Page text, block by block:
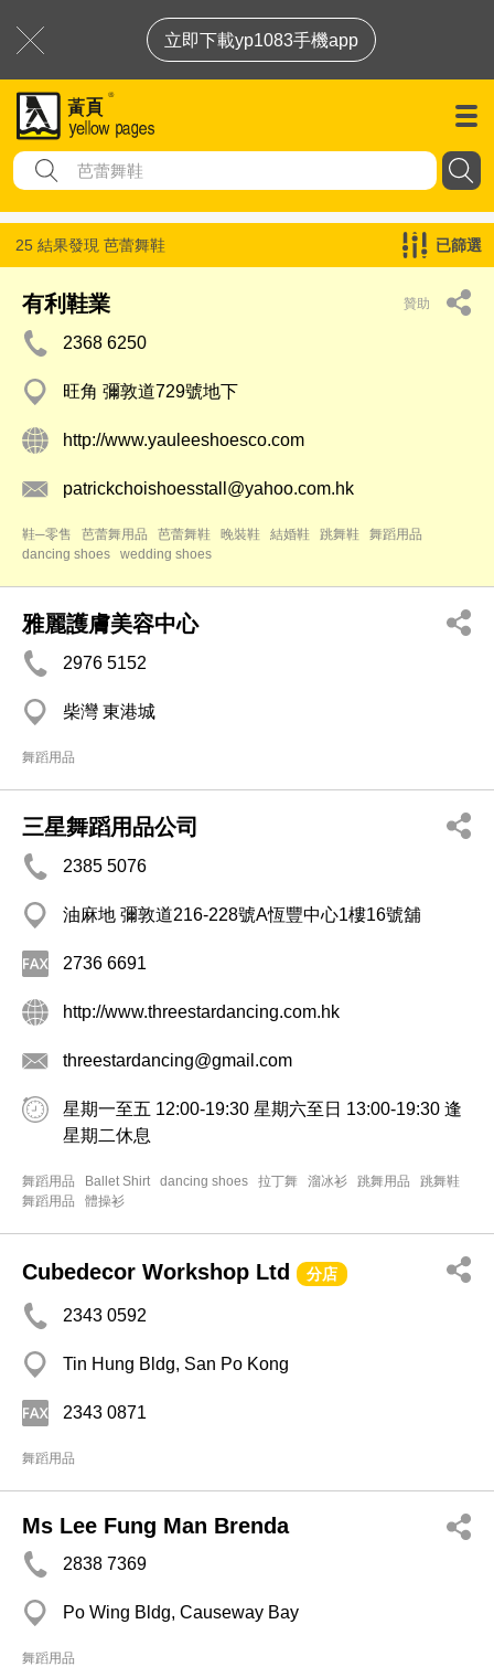
立即下載yp1083手機app
25 結果發現 芭蕾舞鞋 已篩選
有利鞋業 贊助
2368 6250
旺角 彌敦道729號地下
http://www.yauleeshoesco.com
patrickchoishoesstall@yahoo.com.hk
鞋─零售 芭蕾舞用品 芭蕾舞鞋 晚裝鞋 結婚鞋 跳舞鞋
舞蹈用品
dancing shoes
wedding shoes
雅麗護膚美容中心
2976 5152
柴灣 東港城
舞蹈用品
三星舞蹈用品公司
2385 5076
油麻地 彌敦道216-228號A恆豐中心1樓16號舖
2736 6691
http://www.threestardancing.com.hk
threestardancing@gmail.com
星期一至五 12:00-19:30 星期六至日 13:00-19:30 逢
星期二休息
舞蹈用品 Ballet Shirt dancing shoes 拉丁舞 溜冰衫 跳舞用品
跳舞鞋
舞蹈用品
體操衫
Cubedecor Workshop Ltd 分店
2343 0592
Tin Hung Bldg, San Po Kong
2343 0871
舞蹈用品
Ms Lee Fung Man Brenda
2838 7369
Po Wing Bldg, Causeway Bay
舞蹈用品